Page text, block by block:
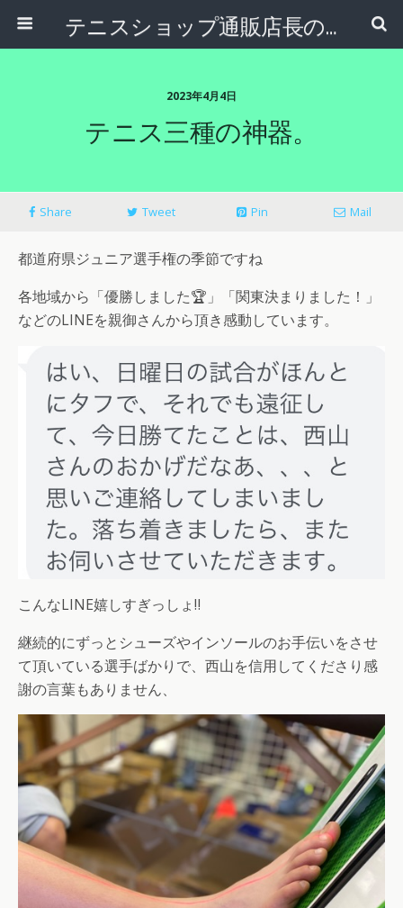
テニスショップ通販店長のブログ＠テニスショップLAFINO 西山克久
2023年4月4日
テニス三種の神器。
Share Tweet Pin Mail
都道府県ジュニア選手権の季節ですね
各地域から「優勝しました🏆」「関東決まりました！」
などのLINEを親御さんから頂き感動しています。
こんなLINE嬉しすぎっしょ‼️
継続的にずっとシューズやインソールのお手伝いをさせ
て頂いている選手ばかりで、西山を信用してくださり感
謝の言葉もありません、